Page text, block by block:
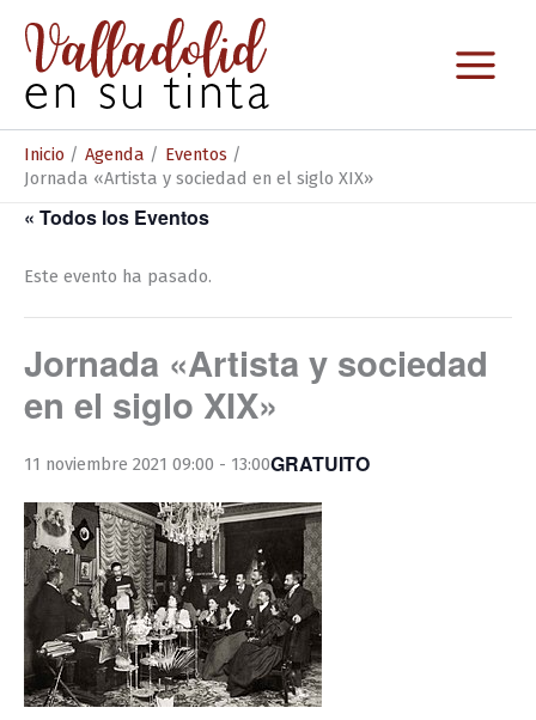
contenido
Inicio Agenda
Eventos
Jornada «Artista y sociedad en el siglo XIX»
« Todos los Eventos
Este evento ha pasado.
Jornada «Artista y sociedad
en el siglo XIX»
11 noviembre 2021 09:00 - 13:00GRATUITO